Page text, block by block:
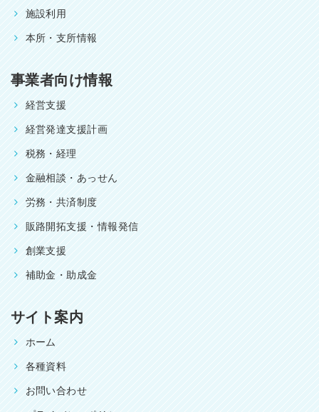
施設利用
本所・支所情報
事業者向け情報
経営支援
経営発達支援計画
税務・経理
金融相談・あっせん
労務・共済制度
販路開拓支援・情報発信
創業支援
補助金・助成金
サイト案内
ホーム
各種資料
お問い合わせ